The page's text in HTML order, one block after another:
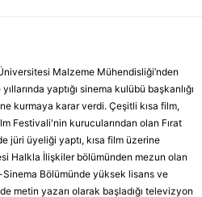
Malzeme Mühendisliği’nden
yaptığı sinema kulübü başkanlığı
kurmaya karar verdi. Çeşitli kısa film,
Festivali'nin kurucularından olan Fırat
jüri üyeliği yaptı, kısa film üzerine
Halkla İlişkiler bölümünden mezun olan
Bölümünde yüksek lisans ve
metin yazarı olarak başladığı televizyon